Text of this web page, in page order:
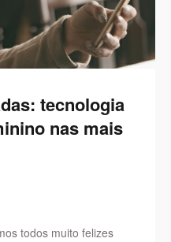
tecnologia
nas mais
todos muito felizes